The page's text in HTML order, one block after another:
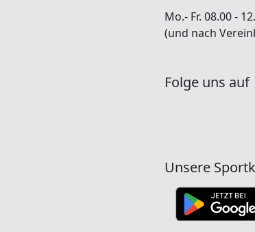
Mo.- Fr. 08.00 -
(und nach
Folge uns auf
Unsere